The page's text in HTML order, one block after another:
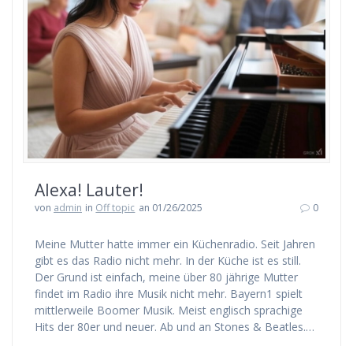
Alexa! Lauter!
von admin in Off topic an 01/26/2025 0
Meine Mutter hatte immer ein Küchenradio. Seit Jahren
gibt es das Radio nicht mehr. In der Küche ist es still.
Der Grund ist einfach, meine über 80 jährige Mutter
findet im Radio ihre Musik nicht mehr. Bayern1 spielt
mittlerweile Boomer Musik. Meist englisch sprachige
Hits der 80er und neuer. Ab und an Stones & Beatles.…